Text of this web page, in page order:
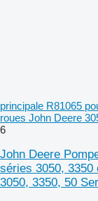
principale R81065
roues John Deere
6
John Deere
séries 3050, 3350
3050, 3350, 50